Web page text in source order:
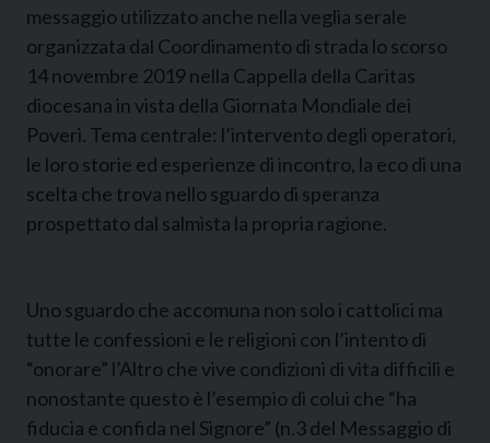
messaggio utilizzato anche nella veglia serale
organizzata dal Coordinamento di strada lo scorso
14 novembre 2019 nella Cappella della Caritas
diocesana in vista della Giornata Mondiale dei
Poveri. Tema centrale: l’intervento degli operatori,
le loro storie ed esperienze di incontro, la eco di una
scelta che trova nello sguardo di speranza
prospettato dal salmista la propria ragione.
Uno sguardo che accomuna non solo i cattolici ma
tutte le confessioni e le religioni con l’intento di
“onorare” l’Altro che vive condizioni di vita difficili e
nonostante questo è l’esempio di colui che “ha
fiducia e confida nel Signore” (n.3 del Messaggio di